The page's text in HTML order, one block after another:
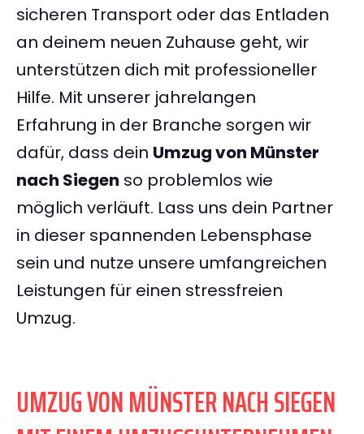
sicheren Transport oder das Entladen
an deinem neuen Zuhause geht, wir
unterstützen dich mit professioneller
Hilfe. Mit unserer jahrelangen
Erfahrung in der Branche sorgen wir
dafür, dass dein Umzug von Münster
nach Siegen so problemlos wie
möglich verläuft. Lass uns dein Partner
in dieser spannenden Lebensphase
sein und nutze unsere umfangreichen
Leistungen für einen stressfreien
Umzug.
UMZUG VON MÜNSTER NACH SIEGEN